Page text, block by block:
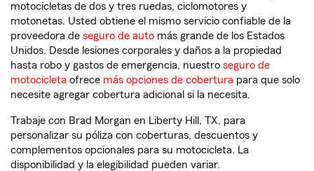
motocicletas de dos y tres ruedas, ciclomotores y
motonetas. Usted obtiene el mismo servicio confiable de la
proveedora de seguro de auto más grande de los Estados
Unidos. Desde lesiones corporales y daños a la propiedad
hasta robo y gastos de emergencia, nuestro seguro de
motocicleta ofrece más opciones de cobertura para que solo
necesite agregar cobertura adicional si la necesita.
Trabaje con Brad Morgan en Liberty Hill, TX, para
personalizar su póliza con coberturas, descuentos y
complementos opcionales para su motocicleta. La
disponibilidad y la elegibilidad pueden variar.